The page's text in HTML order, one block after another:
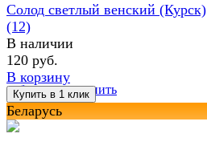
избранное сравнить
Солод светлый венский (Курск)
(12)
В наличии
120 руб.
В корзину
Беларусь